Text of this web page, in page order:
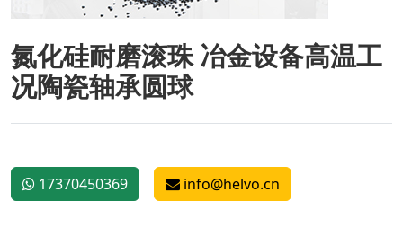
氮化硅耐磨滚珠 冶金设备高温工
况陶瓷轴承圆球
17370450369 info@helvo.cn